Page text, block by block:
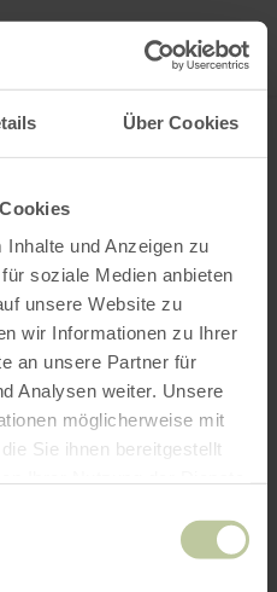
Über Cookies
und Anzeigen zu
soziale Medien anbieten
unsere Website zu
wir Informationen zu Ihrer
an unsere Partner für
Analysen weiter. Unsere
möglicherweise mit
Sie ihnen bereitgestellt
INTERACTIEVE KAART
Mijn
Filter openen